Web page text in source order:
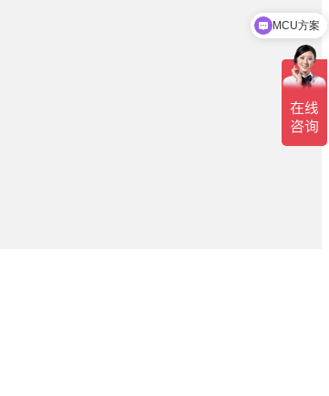
MCU方案
SoC方案